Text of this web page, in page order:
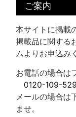
ご案内
本サイトに掲載
掲載品に関する
ムよりお申込み
お電話の場合は
0120-109-529
メールの場合は
ませ。